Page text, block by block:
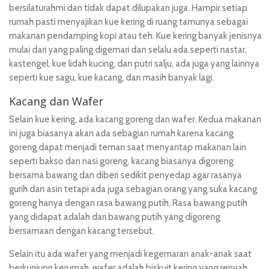
bersilaturahmi dan tidak dapat dilupakan juga. Hampir setiap
rumah pasti menyajikan kue kering di ruang tamunya sebagai
makanan pendamping kopi atau teh. Kue kering banyak jenisnya
mulai dari yang paling digemari dan selalu ada seperti nastar,
kastengel, kue lidah kucing, dan putri salju, ada juga yang lainnya
seperti kue sagu, kue kacang, dan masih banyak lagi.
Kacang dan Wafer
Selain kue kering, ada kacang goreng dan wafer. Kedua makanan
ini juga biasanya akan ada sebagian rumah karena kacang
goreng dapat menjadi teman saat menyantap makanan lain
seperti bakso dan nasi goreng, kacang biasanya digoreng
bersama bawang dan diberi sedikit penyedap agar rasanya
gurih dan asin tetapi ada juga sebagian orang yang suka kacang
goreng hanya dengan rasa bawang putih. Rasa bawang putih
yang didapat adalah dari bawang putih yang digoreng
bersamaan dengan kacang tersebut.
Selain itu ada wafer yang menjadi kegemaran anak-anak saat